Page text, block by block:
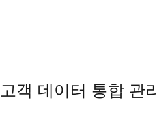
고객 데이터 통합 관리